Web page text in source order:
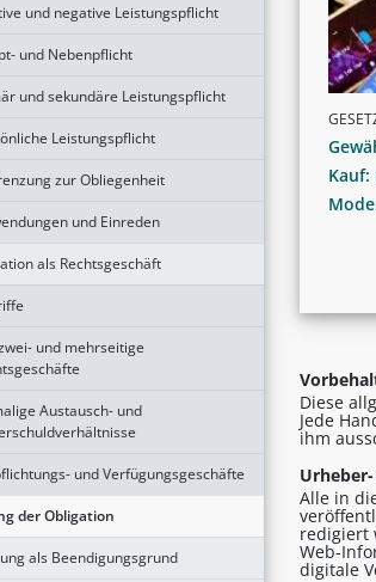
und negative Leistungspflicht
und Nebenpflicht
und sekundäre Leistungspflicht
Leistungspflicht
zur Obliegenheit
und Einreden
als Rechtsgeschäft
und mehrseitige
Austausch- und
und Verfügungsgeschäfte
der Obligation
als Beendigungsgrund
Diese
Jede
ihm
Alle in
redigiert
Web-
digitale